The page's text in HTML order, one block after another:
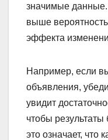
значимые
выше
эффекта
Например, если
объявления,
увидит
чтобы
это означает, что